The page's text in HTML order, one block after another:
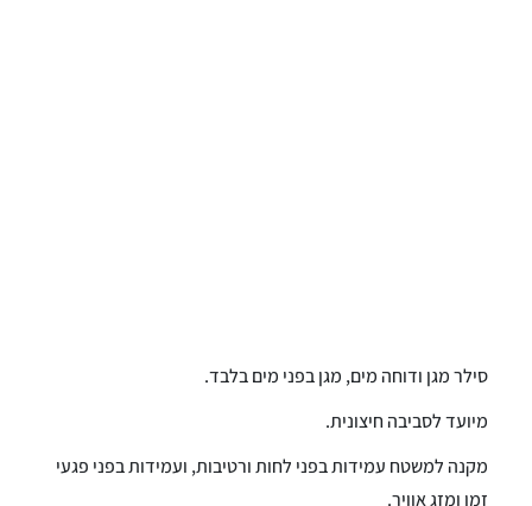
סילר מגן ודוחה מים, מגן בפני מים בלבד.
מיועד לסביבה חיצונית.
מקנה למשטח עמידות בפני לחות ורטיבות, ועמידות בפני פגעי
זמן ומזג אוויר.